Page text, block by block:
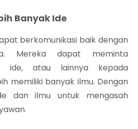
Banyak Ide
berkomunikasi baik dengan
Mereka dapat meminta
ide, atau lainnya kepada
memiliki banyak ilmu. Dengan
dan ilmu untuk mengasah